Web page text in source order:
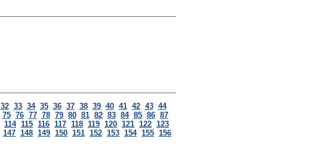
32 33 34 35 36 37 38 39 40 41 42 43 44
75 76 77 78 79 80 81 82 83 84 85 86 87
114 115 116 117 118 119 120 121 122 123
147 148 149 150 151 152 153 154 155 156